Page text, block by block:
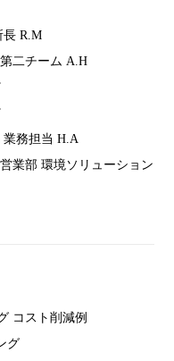
長 R.M
二チーム A.H
業務担当 H.A
業部 環境ソリューション
コスト削減例
グ